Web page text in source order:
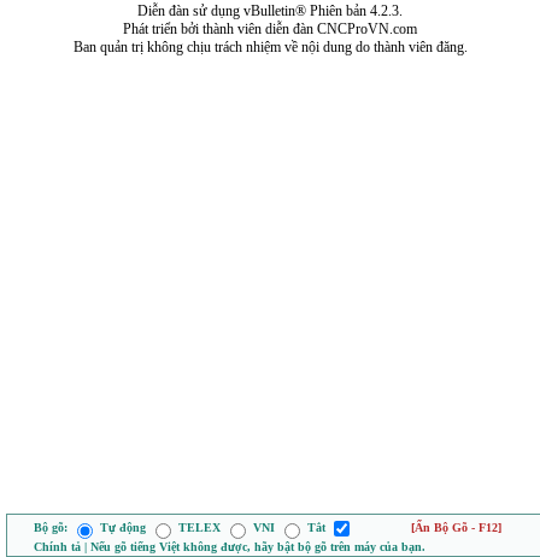
Diễn đàn sử dụng vBulletin® Phiên bản 4.2.3.
Phát triển bởi thành viên diễn đàn CNCProVN.com
Ban quản trị không chịu trách nhiệm về nội dung do thành viên đăng.
Bộ gõ: Tự động TELEX VNI Tắt
[Ẩn Bộ Gõ - F12]
Chính tả | Nếu gõ tiếng Việt không được, hãy bật bộ gõ trên máy của bạn.